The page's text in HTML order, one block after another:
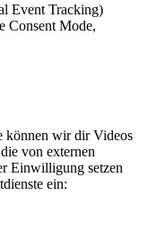
Event Tracking)
Consent Mode,
können wir dir Videos
von externen
Einwilligung setzen
ein: